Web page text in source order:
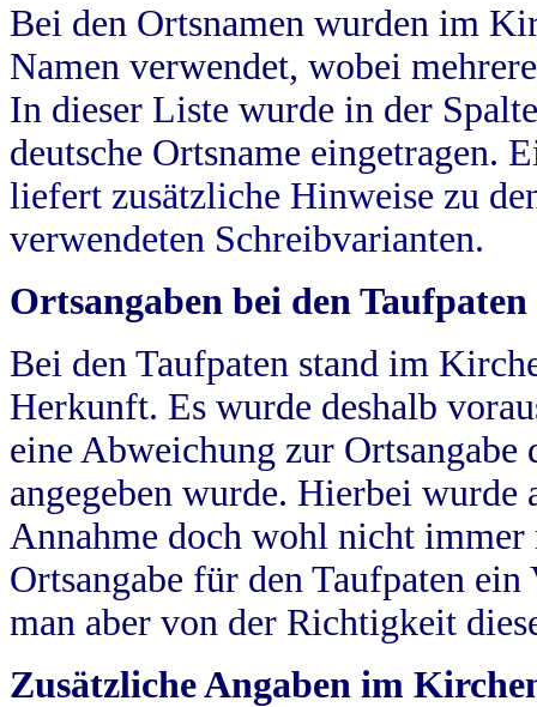
Bei den Ortsnamen wurden im
Namen verwendet, wobei
In dieser Liste wurde in der
deutsche Ortsname eingetragen.
liefert zusätzliche Hinweise zu
verwendeten Schreibvarianten.
Ortsangaben bei den Taufpaten
Bei den Taufpaten stand im
Herkunft. Es wurde deshalb
eine Abweichung zur
angegeben wurde. Hierbei wurde
Annahme doch wohl nicht
Ortsangabe für den Taufpaten
man aber von der Richtigkeit
Zusätzliche Angaben im